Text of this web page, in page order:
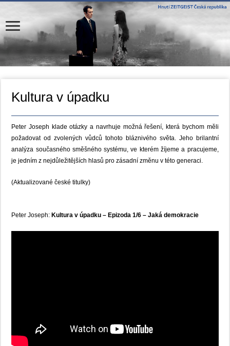
Kultura v úpadku
Peter Joseph klade otázky a navrhuje možná řešení, která bychom měli
požadovat od zvolených vůdců tohoto bláznivého světa. Jeho brilantní
analýza současného směšného systému, ve kterém žíjeme a pracujeme,
je jedním z nejdůležitějších hlasů pro zásadní změnu v této generaci.
(Aktualizované české titulky)
Peter Joseph: Kultura v úpadku – Epizoda 1/6 – Jaká demokracie